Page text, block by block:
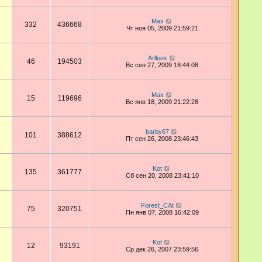
332 436668
Max
Чт ноя 05, 2009 21:59:21
46 194503
Arlleex
Вс сен 27, 2009 18:44:08
15 119696
Max
Вс янв 18, 2009 21:22:28
101 388612
barby67
Пт сен 26, 2008 23:46:43
135 361777
Kot
Сб сен 20, 2008 23:41:10
75 320751
Forest_CAt
Пн янв 07, 2008 16:42:09
12 93191
Kot
Ср дек 26, 2007 23:59:56